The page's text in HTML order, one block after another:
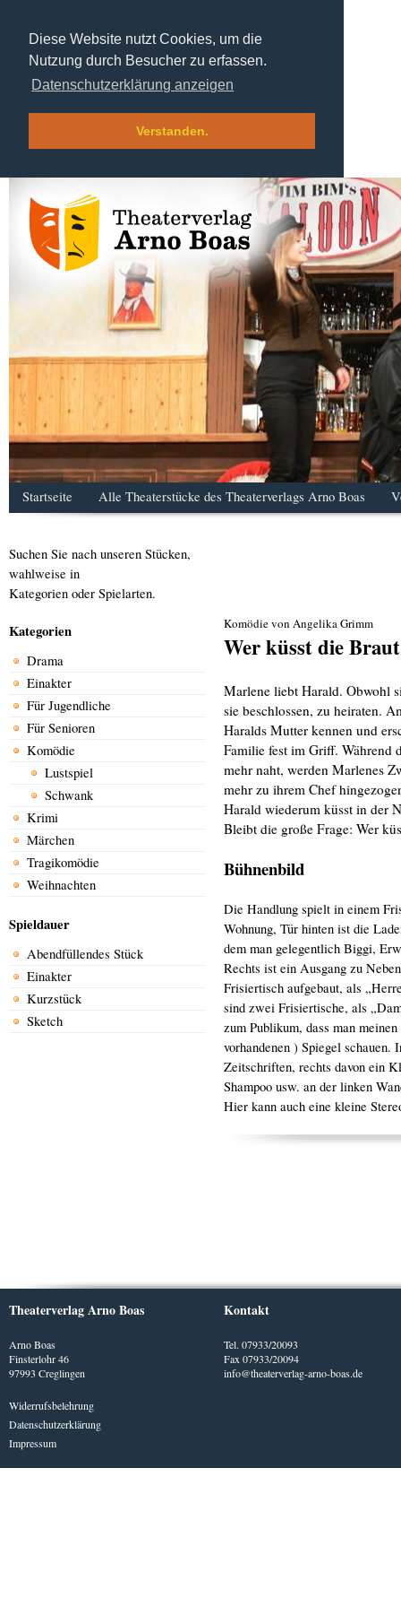
Diese Website nutzt Cookies, um die
Nutzung durch Besucher zu erfassen.
Datenschutzerklärung anzeigen
Verstanden.
Startseite Alle Theaterstücke des Theaterverlags Arno Boas
Suchen Sie nach unseren Stücken,
wahlweise in
Kategorien oder Spielarten.
Kategorien
Drama
Einakter
Für Jugendliche
Für Senioren
Komödie
Lustspiel
Schwank
Krimi
Märchen
Tragikomödie
Weihnachten
Spieldauer
Abendfüllendes Stück
Einakter
Kurzstück
Sketch
Komödie von Angelika Grimm
Wer küsst die
Marlene liebt Harald. Obwohl
sie beschlossen, zu heiraten.
Haralds Mutter kennen und
Familie fest im Griff. Während
mehr naht, werden Marlenes
mehr zu ihrem Chef
Harald wiederum küsst in der
Bleibt die große Frage: Wer
Bühnenbild
Die Handlung spielt in einem
Wohnung, Tür hinten ist die
dem man gelegentlich Biggi,
Rechts ist ein Ausgang zu
Frisiertisch aufgebaut, als
sind zwei Frisiertische, als
zum Publikum, dass man
vorhandenen ) Spiegel
Zeitschriften, rechts davon ein
Shampoo usw. an der linken
Hier kann auch eine kleine
Theaterverlag Arno Boas
Arno Boas
Finsterlohr 46
97993 Creglingen
Widerrufsbelehrung
Datenschutzerklärung
Impressum
Kontakt
Tel. 07933/20093
Fax 07933/20094
info@theaterverlag-arno-boas.de